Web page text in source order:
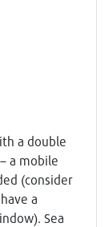
a double
a mobile
(consider
a
Sea